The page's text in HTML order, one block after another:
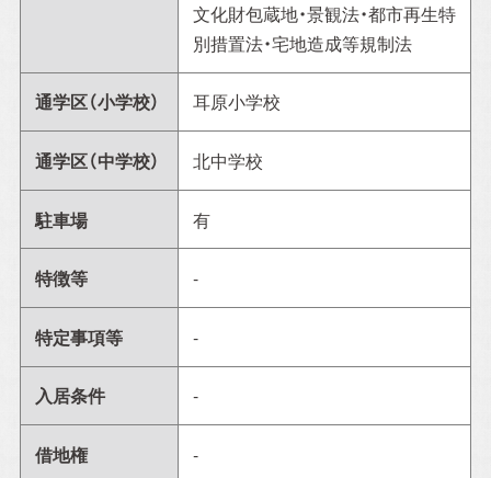
文化財包蔵地・景観法・都市再生特
別措置法・宅地造成等規制法
通学区（小学校） 耳原小学校
通学区（中学校） 北中学校
駐車場 有
特徴等 -
特定事項等 -
入居条件 -
借地権 -